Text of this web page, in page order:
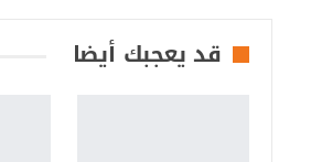
قد يعجبك أيضا